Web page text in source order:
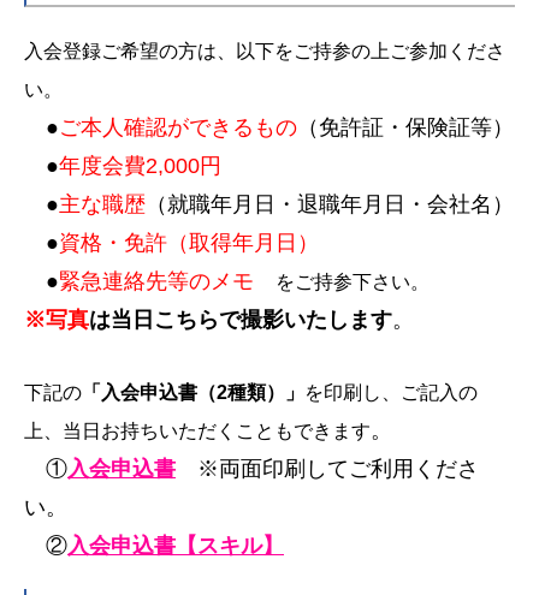
入会登録ご希望の方は、以下をご持参の上ご参加くださ
い。
●ご本人確認ができるもの （免許証・保険証等）
●年度会費2,000円
●主な職歴 （就職年月日・退職年月日・会社名）
●資格・免許（取得年月日）
●緊急連絡先等のメモ をご持参下さい。
※写真は当日こちらで撮影いたします。
下記の 「入会申込書（2種類）」 を印刷し、ご記入の
上、当日お持ちいただくこともできます。
①入会申込書 ※両面印刷してご利用くださ
い。
②入会申込書【スキル】